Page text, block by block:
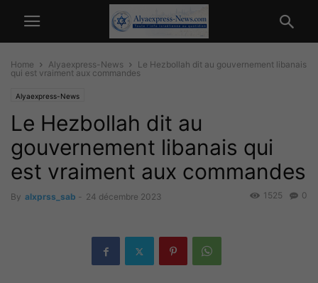
Home Alyaexpress-News
Le Hezbollah dit au gouvernement libanais
qui est vraiment aux commandes
Alyaexpress-News
Le Hezbollah dit au
gouvernement libanais qui
est vraiment aux commandes
By alxprss_sab - 24 décembre 2023 0
1525